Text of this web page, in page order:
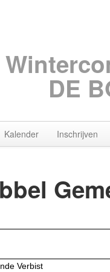
DE
Kalender Inschrijven
Verbist